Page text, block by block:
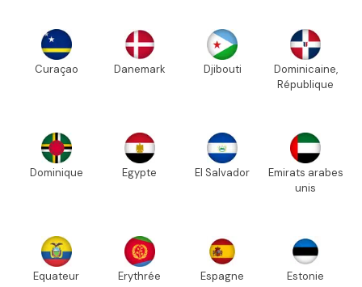
Curaçao Danemark Djibouti
Dominicaine,
République
Dominique Egypte El Salvador
Emirats arabes
unis
Equateur Erythrée Espagne Estonie